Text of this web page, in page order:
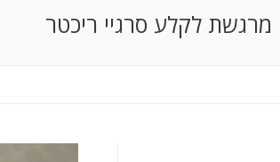
לקלע סרגיי ריכטר